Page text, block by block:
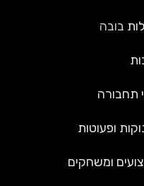
בובה
תחבורה
ופעוטות
ומשחקים